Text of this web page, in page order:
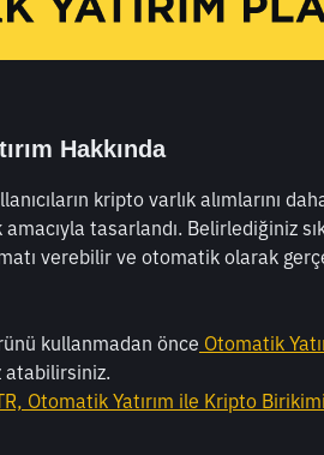
Hakkında
kripto varlık alımlarını
tasarlandı. Belirlediğiniz
verebilir ve otomatik olarak
kullanmadan önce Otomatik
atabilirsiniz.
Otomatik Yatırım ile Kripto